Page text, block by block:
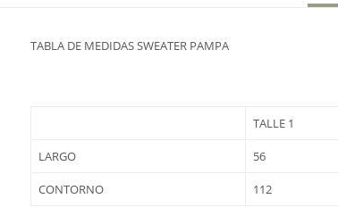
TABLA DE MEDIDAS SWEATER PAMPA
TALLE 1
LARGO 56
CONTORNO 112